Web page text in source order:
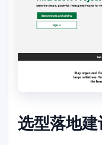
选型落地